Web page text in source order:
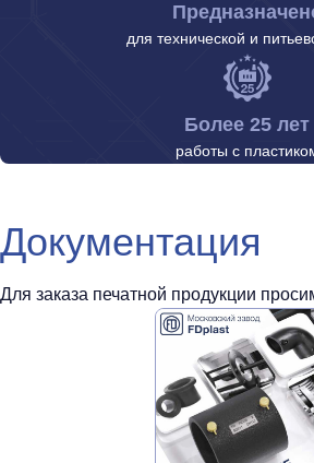
для технической и
Более 25 лет
работы с
Документация
Для заказа печатной продукции